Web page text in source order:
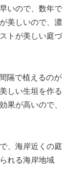
いので、数年で
美しいので、濃
トが美しい庭づ
隔で植えるのが
しい生垣を作る
果が高いので、
、海岸近くの庭
れる海岸地域